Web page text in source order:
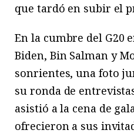
que tardó en subir el
En la cumbre del G20
Biden, Bin Salman y
sonrientes, una foto
su ronda de
asistió a la cena de
ofrecieron a sus